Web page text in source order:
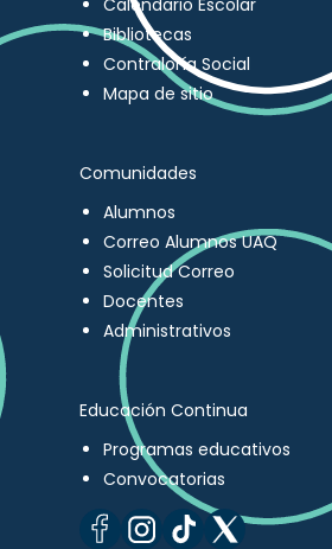
Calendario Escolar
Bibliotecas
Contraloría Social
Mapa de sitio
Comunidades
Alumnos
Correo Alumnos UAQ
Solicitud Correo
Docentes
Administrativos
Educación Continua
Programas educativos
Convocatorias